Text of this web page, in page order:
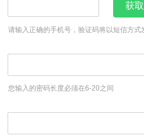
获
请输入正确的手机号，验证码将以短信方式
您输入的密码长度必须在6-20之间